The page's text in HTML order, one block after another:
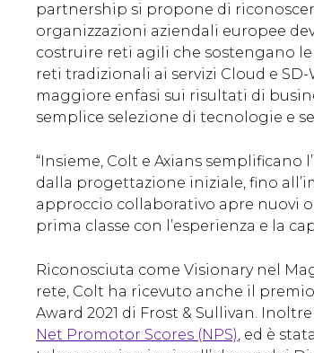
partnership si propone di
organizzazioni aziendali europee
costruire reti agili che sostengano
reti tradizionali ai servizi Cloud e
maggiore enfasi sui risultati di
semplice selezione di tecnologie e
“Insieme, Colt e Axians semplificano
dalla progettazione iniziale, fino
approccio collaborativo apre nuovi
prima classe con l’esperienza e la
Riconosciuta come Visionary nel
rete, Colt ha ricevuto anche il
Award 2021 di Frost & Sullivan.
Net Promotor Scores (NPS), ed è